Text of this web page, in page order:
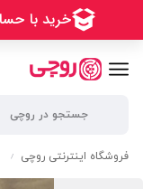
فروشگاه اینترنتی روچی /